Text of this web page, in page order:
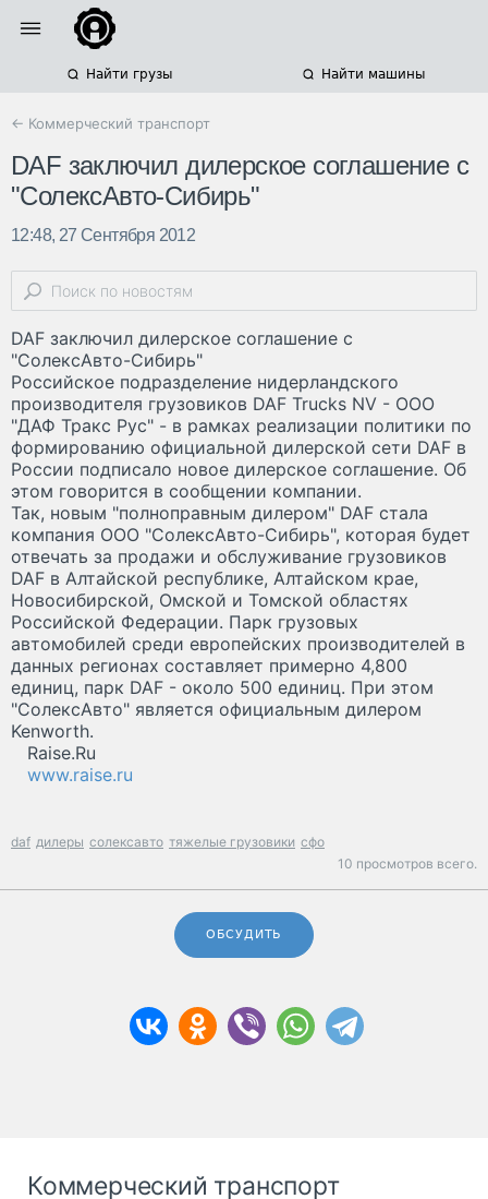
Найти грузы Найти машины
← Коммерческий транспорт
DAF заключил дилерское соглашение с
"СолексАвто-Сибирь"
12:48, 27 Сентября 2012
DAF заключил дилерское соглашение с
"СолексАвто-Сибирь"
Российское подразделение нидерландского
производителя грузовиков DAF Trucks NV - ООО
"ДАФ Тракс Рус" - в рамках реализации политики по
формированию официальной дилерской сети DAF в
России подписало новое дилерское соглашение. Об
этом говорится в сообщении компании.
Так, новым "полноправным дилером" DAF стала
компания ООО "СолексАвто-Сибирь", которая будет
отвечать за продажи и обслуживание грузовиков
DAF в Алтайской республике, Алтайском крае,
Новосибирской, Омской и Томской областях
Российской Федерации. Парк грузовых
автомобилей среди европейских производителей в
данных регионах составляет примерно 4,800
единиц, парк DAF - около 500 единиц. При этом
"СолексАвто" является официальным дилером
Kenworth.
Raise.Ru
www.raise.ru
daf дилеры солексавто тяжелые грузовики сфо
10 просмотров всего.
ОБСУДИТЬ
Коммерческий транспорт